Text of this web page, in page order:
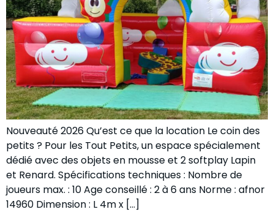
Nouveauté 2026 Qu’est ce que la location Le coin des
petits ? Pour les Tout Petits, un espace spécialement
dédié avec des objets en mousse et 2 softplay Lapin
et Renard. Spécifications techniques : Nombre de
joueurs max. : 10 Age conseillé : 2 à 6 ans Norme : afnor
14960 Dimension : L 4m x […]